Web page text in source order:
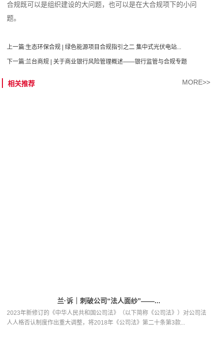
合规既可以是组织建设的大问题，也可以是在大合规项下的小问
题。
上一篇:生态环保合规 | 绿色能源项目合规指引之二 集中式光伏电站...
下一篇:兰台商规 | 关于商业银行风险管理概述——银行监管与合规专题
相关推荐 MORE>>
兰·诉｜刺破公司“法人面纱”——...
2023年新修订的《中华人民共和国公司法》（以下简称《公司法》）对公司法
人人格否认制度作出重大调整，将2018年《公司法》第二十条第3款...